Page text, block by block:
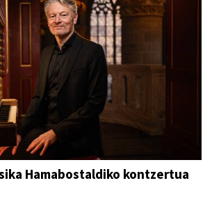
Hamabostaldiko kontzertua